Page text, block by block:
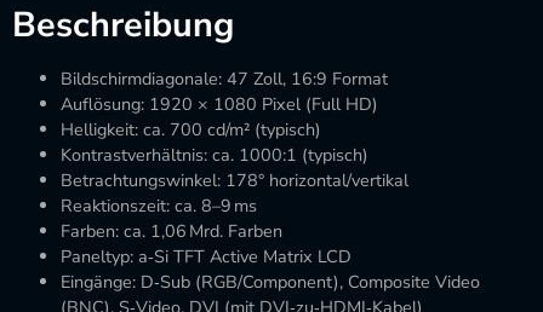
Beschreibung
Bildschirmdiagonale: 47 Zoll, 16:9 Format
Auflösung: 1920 × 1080 Pixel (Full HD)
Helligkeit: ca. 700 cd/m² (typisch)
Kontrastverhältnis: ca. 1000:1 (typisch)
Betrachtungswinkel: 178° horizontal/vertikal
Reaktionszeit: ca. 8–9 ms
Farben: ca. 1,06 Mrd. Farben
Paneltyp: a‑Si TFT Active Matrix LCD
Eingänge: D‑Sub (RGB/Component), Composite Video